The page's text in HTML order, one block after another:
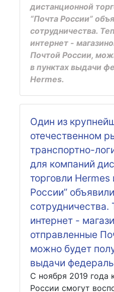
дистанционной
“Почта России”
сотрудничества.
интернет -
Почтой России,
в пунктах выдачи
Hermes.
Один из
отечественном
транспортно-
для компаний
торговли Hermes
России”
сотрудничества.
интернет -
отправленные
можно будет
выдачи
С ноября 2019 года
России смогут